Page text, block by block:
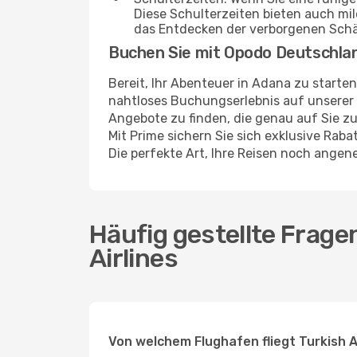
Diese Schulterzeiten bieten auch
das Entdecken der verborgenen
Buchen Sie mit Opodo
Bereit, Ihr Abenteuer in Adana zu
nahtloses Buchungserlebnis auf
Angebote zu finden, die genau auf Sie
Mit Prime sichern Sie sich exklusive
Die perfekte Art, Ihre Reisen noch
Häufig gestellte
Airlines
Von welchem Flughafen fliegt Turkish